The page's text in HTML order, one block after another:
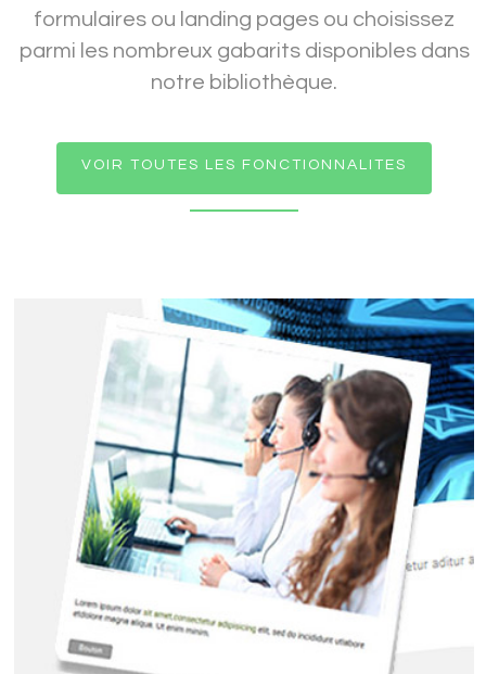
formulaires ou landing pages ou choisissez
parmi les nombreux gabarits disponibles dans
notre bibliothèque.
VOIR TOUTES LES FONCTIONNALITES